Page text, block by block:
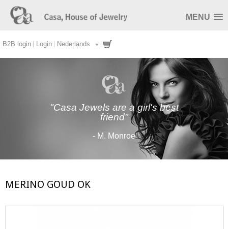
MENU
B2B login Login Nederlands
"Casa Jewels are a girl's best
friend"
- M. Monroe
MERINO GOUD OK